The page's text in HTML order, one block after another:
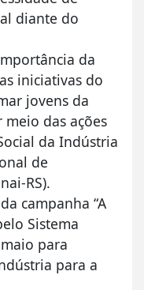
diante do
da
iniciativas do
jovens da
das ações
da Indústria
de
RS).
campanha “A
Sistema
para
para a